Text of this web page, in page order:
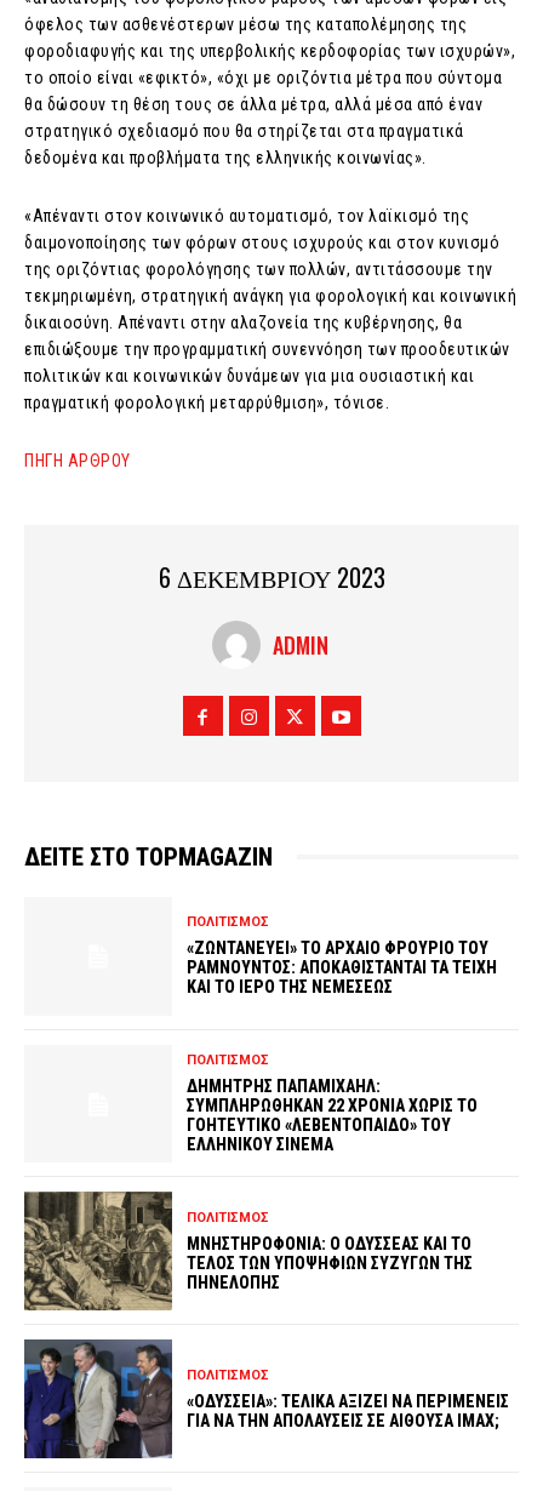
όφελος των ασθενέστερων μέσω της καταπολέμησης της
φοροδιαφυγής και της υπερβολικής κερδοφορίας των ισχυρών»,
το οποίο είναι «εφικτό», «όχι με οριζόντια μέτρα που σύντομα
θα δώσουν τη θέση τους σε άλλα μέτρα, αλλά μέσα από έναν
στρατηγικό σχεδιασμό που θα στηρίζεται στα πραγματικά
δεδομένα και προβλήματα της ελληνικής κοινωνίας».
«Απέναντι στον κοινωνικό αυτοματισμό, τον λαϊκισμό της
δαιμονοποίησης των φόρων στους ισχυρούς και στον κυνισμό
της οριζόντιας φορολόγησης των πολλών, αντιτάσσουμε την
τεκμηριωμένη, στρατηγική ανάγκη για φορολογική και κοινωνική
δικαιοσύνη. Απέναντι στην αλαζονεία της κυβέρνησης, θα
επιδιώξουμε την προγραμματική συνεννόηση των προοδευτικών
πολιτικών και κοινωνικών δυνάμεων για μια ουσιαστική και
πραγματική φορολογική μεταρρύθμιση», τόνισε.
ΠΗΓΗ ΑΡΘΡΟΥ
6 ΔΕΚΕΜΒΡΙΟΥ 2023
ADMIN
ΔΕΙΤΕ ΣΤΟ TOPMAGAZIN
ΠΟΛΙΤΙΣΜΟΣ
«ΖΩΝΤΑΝΕΥΕΙ» ΤΟ ΑΡΧΑΙΟ ΦΡΟΥΡΙΟ ΤΟΥ
ΡΑΜΝΟΥΝΤΟΣ: ΑΠΟΚΑΘΙΣΤΑΝΤΑΙ ΤΑ ΤΕΙΧΗ
ΚΑΙ ΤΟ ΙΕΡΟ ΤΗΣ ΝΕΜΕΣΕΩΣ
ΠΟΛΙΤΙΣΜΟΣ
ΔΗΜΗΤΡΗΣ ΠΑΠΑΜΙΧΑΗΛ:
ΣΥΜΠΛΗΡΩΘΗΚΑΝ 22 ΧΡΟΝΙΑ ΧΩΡΙΣ ΤΟ
ΓΟΗΤΕΥΤΙΚΟ «ΛΕΒΕΝΤΟΠΑΙΔΟ» ΤΟΥ
ΕΛΛΗΝΙΚΟΥ ΣΙΝΕΜΑ
ΠΟΛΙΤΙΣΜΟΣ
ΜΝΗΣΤΗΡΟΦΟΝΙΑ: Ο ΟΔΥΣΣΕΑΣ ΚΑΙ ΤΟ
ΤΕΛΟΣ ΤΩΝ ΥΠΟΨΗΦΙΩΝ ΣΥΖΥΓΩΝ ΤΗΣ
ΠΗΝΕΛΟΠΗΣ
ΠΟΛΙΤΙΣΜΟΣ
«ΟΔΥΣΣΕΙΑ»: ΤΕΛΙΚΑ ΑΞΙΖΕΙ ΝΑ ΠΕΡΙΜΕΝΕΙΣ
ΓΙΑ ΝΑ ΤΗΝ ΑΠΟΛΑΥΣΕΙΣ ΣΕ ΑΙΘΟΥΣΑ IMAX;